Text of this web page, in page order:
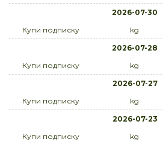
2026-07-30
Купи подписку
kg
2026-07-28
Купи подписку
kg
2026-07-27
Купи подписку
kg
2026-07-23
Купи подписку
kg